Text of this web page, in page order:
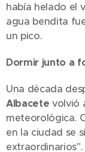
había helado el
agua bendita
un pico.
Dormir junto a
Una década
Albacete volvió
meteorológica.
en la ciudad se